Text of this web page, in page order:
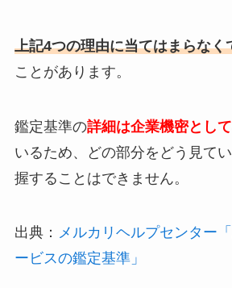
上記4つの理由に当てはまらなく
ことがあります。
鑑定基準の詳細は企業機密とし
いるため、どの部分をどう見て
握することはできません。
出典： メルカリヘルプセンター
ービスの鑑定基準」